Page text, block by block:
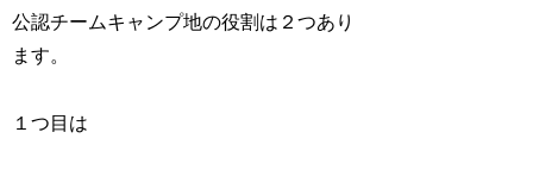
公認チームキャンプ地の役割は２つあり
ます。
１つ目は